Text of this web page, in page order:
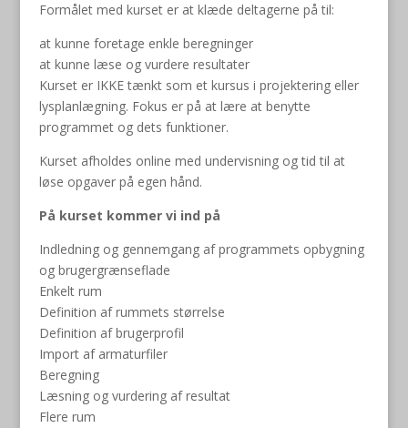
Formålet med kurset er at klæde deltagerne på til:
at kunne foretage enkle beregninger
at kunne læse og vurdere resultater
Kurset er IKKE tænkt som et kursus i projektering eller
lysplanlægning. Fokus er på at lære at benytte
programmet og dets funktioner.
Kurset afholdes online med undervisning og tid til at
løse opgaver på egen hånd.
På kurset kommer vi ind på
Indledning og gennemgang af programmets opbygning
og brugergrænseflade
Enkelt rum
Definition af rummets størrelse
Definition af brugerprofil
Import af armaturfiler
Beregning
Læsning og vurdering af resultat
Flere rum